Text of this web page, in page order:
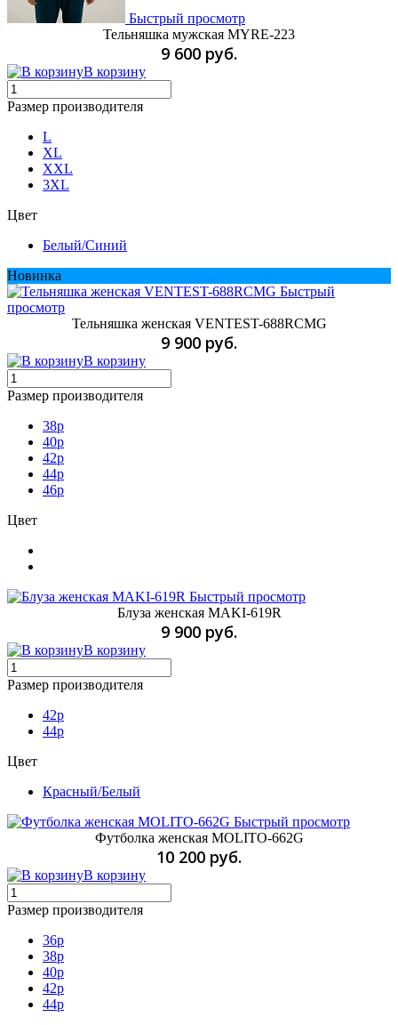
Быстрый просмотр
Тельняшка мужская MYRE-223
9 600 руб.
В корзину
Размер производителя
L
XL
XXL
3XL
Цвет
Белый/Cиний
Новинка
Быстрый
просмотр
Тельняшка женская VENTEST-688RCMG
9 900 руб.
В корзину
Размер производителя
38p
40p
42p
44p
46p
Цвет
Быстрый просмотр
Блуза женская MAKI-619R
9 900 руб.
В корзину
Размер производителя
42р
44p
Цвет
Красный/Белый
Быстрый просмотр
Футболка женская MOLITO-662G
10 200 руб.
В корзину
Размер производителя
36p
38p
40p
42p
44p